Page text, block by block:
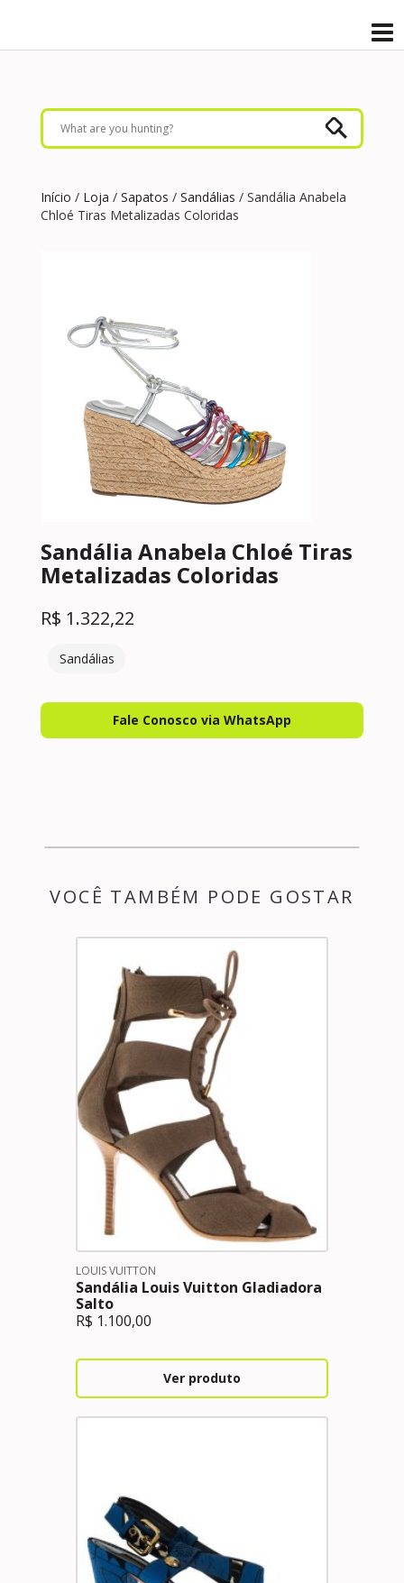
Início / Loja / Sapatos / Sandálias / Sandália Anabela
Chloé Tiras Metalizadas Coloridas
Sandália Anabela Chloé Tiras
Metalizadas Coloridas
R$ 1.322,22
Sandálias
Fale Conosco via WhatsApp
VOCÊ TAMBÉM PODE GOSTAR
LOUIS VUITTON
Sandália Louis Vuitton Gladiadora
Salto
R$ 1.100,00
Ver produto